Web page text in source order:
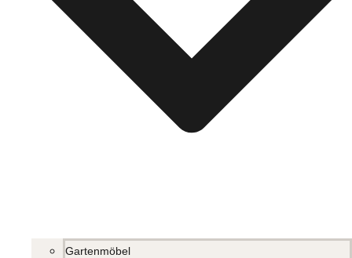
Gartenmöbel